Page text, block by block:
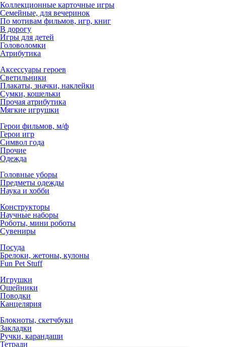
Коллекционные карточные игры
Семейные, для вечеринок
По мотивам фильмов, игр, книг
В дорогу
Игры для детей
Головоломки
Атрибутика
Аксессуары героев
Светильники
Плакаты, значки, наклейки
Сумки, кошельки
Прочая атрибутика
Мягкие игрушки
Герои фильмов, м/ф
Герои игр
Символ года
Прочие
Одежда
Головные уборы
Предметы одежды
Наука и хобби
Конструкторы
Научные наборы
Роботы, мини роботы
Сувениры
Посуда
Брелоки, жетоны, кулоны
Fun Pet Stuff
Игрушки
Ошейники
Поводки
Канцелярия
Блокноты, скетчбуки
Закладки
Ручки, карандаши
Тетради